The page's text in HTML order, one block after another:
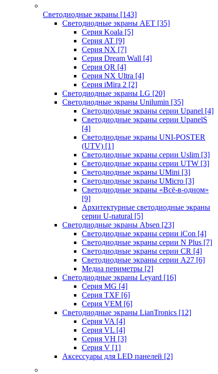
Светодиодные экраны [143]
Светодиодные экраны AET [35]
Cерия Koala [5]
Серия AT [9]
Серия NX [7]
Серия Dream Wall [4]
Серия QR [4]
Серия NX Ultra [4]
Серия iMira 2 [2]
Светодиодные экраны LG [20]
Светодиодные экраны Unilumin [35]
Светодиодные экраны серии Upanel [4]
Светодиодные экраны серии UpanelS
[4]
Светодиодные экраны UNI-POSTER
(UTV) [1]
Светодиодные экраны серии Uslim [3]
Светодиодные экраны серии UTW [3]
Светодиодные экраны UMini [3]
Светодиодные экраны UMicro [3]
Светодиодные экраны «Всё-в-одном»
[9]
Архитектурные светодиодные экраны
серии U-natural [5]
Светодиодные экраны Absen [23]
Светодиодные экраны серии iCon [4]
Светодиодные экраны серии N Plus [7]
Светодиодные экраны серии CR [4]
Светодиодные экраны серии А27 [6]
Медиа периметры [2]
Светодиодные экраны Leyard [16]
Серия MG [4]
Серия TXF [6]
Серия VEM [6]
Светодиодные экраны LianTronics [12]
Серия VA [4]
Серия VL [4]
Серия VH [3]
Серия V [1]
Аксессуары для LED панелей [2]